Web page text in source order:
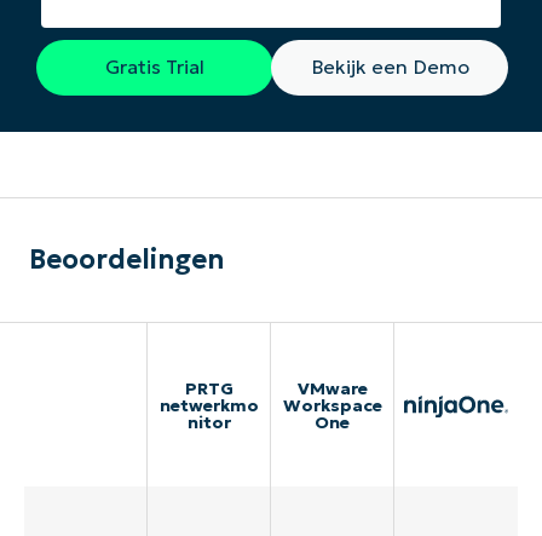
Gratis Trial Bekijk een Demo
Beoordelingen
PRTG
netwerkmo
nitor
VMware
Workspace
One